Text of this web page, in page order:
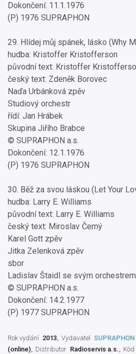
Dokončení: 11.1.1976
(P) 1976 SUPRAPHON
29. Hlídej můj spánek, lásko (Why
hudba: Kristoffer Kristofferson
původní text: Kristoffer
český text: Zdeněk Borovec
Naďa Urbánková zpěv
Studiový orchestr
řídí: Jan Hrábek
Skupina Jiřího Brabce
© SUPRAPHON a.s.
Dokončení: 12.1.1976
(P) 1976 SUPRAPHON
30. Běž za svou láskou (Let Your
hudba: Larry E. Williams
původní text: Larry E. Williams
český text: Miroslav Černý
Karel Gott zpěv
Jitka Zelenková zpěv
sbor
Ladislav Štaidl se svým orchestrem
© SUPRAPHON a.s.
Dokončení: 14.2.1977
(P) 1977 SUPRAPHON
Rok vydání 2013 Vydavatel SUPRAPHON
(online)
Distributor Radioservis a.s.